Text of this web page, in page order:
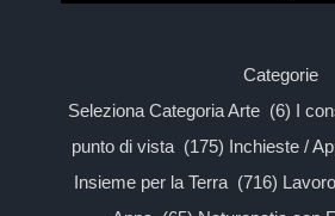
Categorie
Seleziona Categoria Arte (6) I
punto di vista (175) Inchieste /
Insieme per la Terra (716)